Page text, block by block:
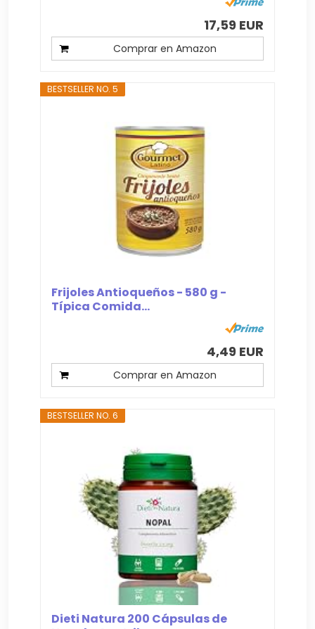
17,59 EUR
Comprar en Amazon
BESTSELLER NO. 5
Frijoles Antioqueños - 580 g -
Típica Comida...
4,49 EUR
Comprar en Amazon
BESTSELLER NO. 6
Dieti Natura 200 Cápsulas de